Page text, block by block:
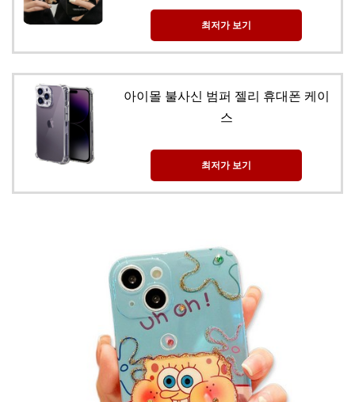
최저가 보기
아이몰 불사신 범퍼 젤리 휴대폰 케이
스
최저가 보기